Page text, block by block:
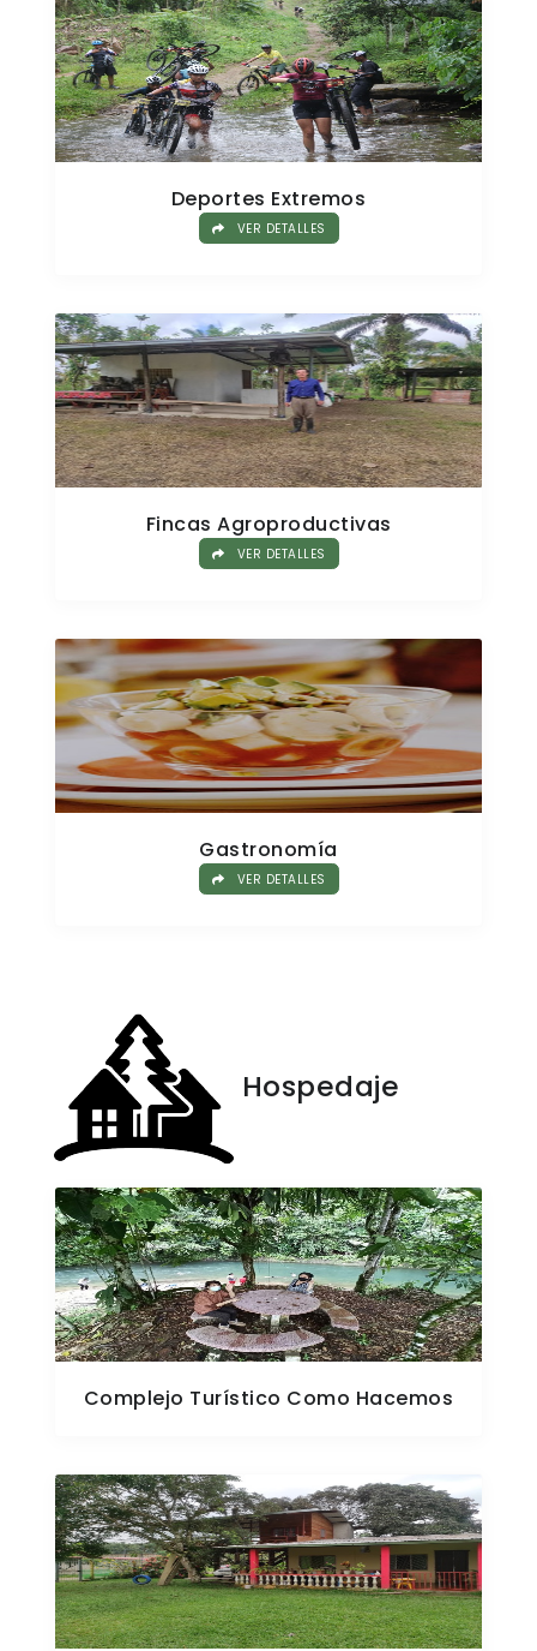
Deportes Extremos
VER DETALLES
Fincas Agroproductivas
VER DETALLES
Gastronomía
VER DETALLES
Hospedaje
Complejo Turístico Como Hacemos